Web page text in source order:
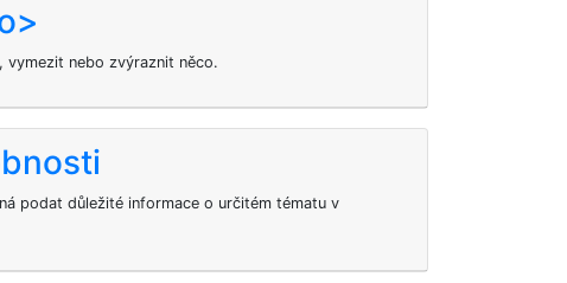
vymezit nebo zvýraznit něco.
podat důležité informace o určitém tématu v